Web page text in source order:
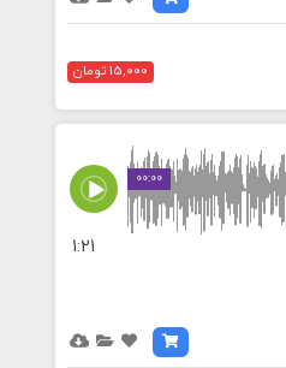
15,000 تومان
00:00
1:21